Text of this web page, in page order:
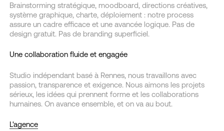
Brainstorming stratégique, moodboard, directions créatives,
système graphique, charte, déploiement : notre process
assure un cadre efficace et une avancée logique. Pas de
design gratuit. Pas de branding superficiel.
Une collaboration fluide et engagée
Studio indépendant basé à Rennes, nous travaillons avec
passion, transparence et exigence. Nous aimons les projets
sérieux, les idées qui prennent forme et les collaborations
humaines. On avance ensemble, et on va au bout.
L'agence